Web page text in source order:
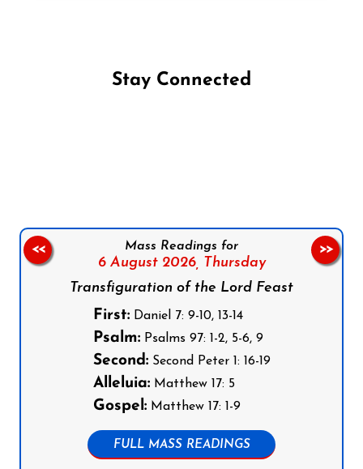
Stay Connected
Mass Readings for
6 August 2026, Thursday
Transfiguration of the Lord Feast
First:Daniel 7: 9-10, 13-14
Psalm:Psalms 97: 1-2, 5-6, 9
Second:Second Peter 1: 16-19
Alleluia:Matthew 17: 5
Gospel:Matthew 17: 1-9
FULL MASS READINGS
<< >>